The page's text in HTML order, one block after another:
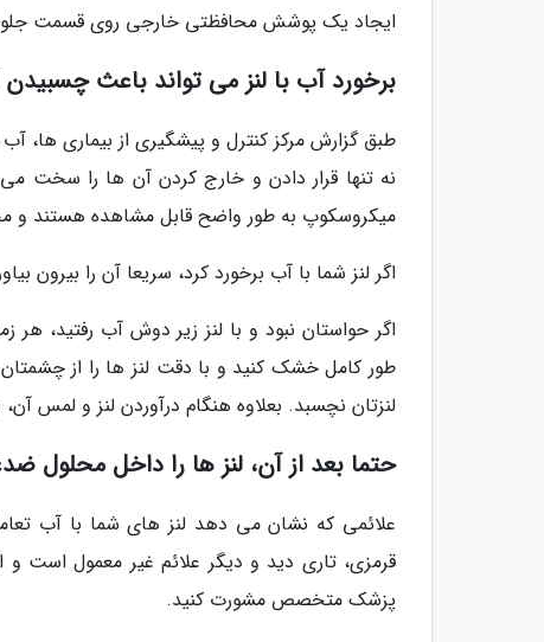
ایجاد یک پوشش محافظتی خارجی روی قسمت
برخورد آب با لنز می تواند باعث
طبق گزارش مرکز کنترل و پیشگیری از بیماری ها،
نه تنها قرار دادن و خارج کردن آن ها را سخت
میکروسکوپ به طور واضح قابل مشاهده هستند و
اگر لنز شما با آب برخورد کرد، سریعا آن را بیرون
اگر حواستان نبود و با لنز زیر دوش آب رفتید،
طور کامل خشک کنید و با دقت لنز ها را از
لنزتان نچسبد. بعلاوه هنگام درآوردن لنز و لمس
حتما بعد از آن، لنز ها را داخل محلول
علائمی که نشان می دهد لنز های شما با آب
قرمزی، تاری دید و دیگر علائم غیر معمول است و
پزشک متخصص مشورت کنید.